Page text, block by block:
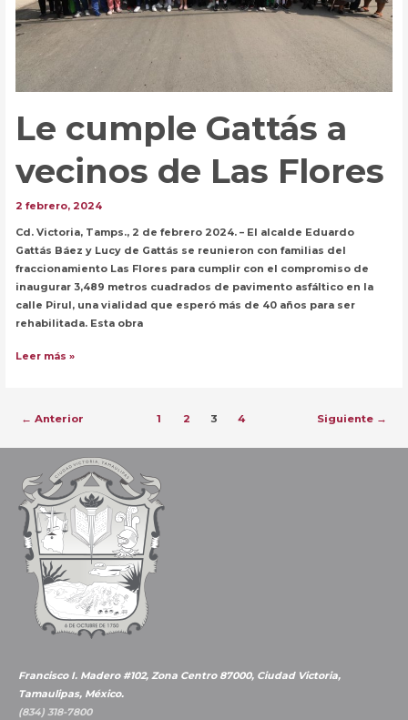
de
sus
habitantes
Le cumple Gattás a
vecinos de Las Flores
2 febrero, 2024
Cd. Victoria, Tamps., 2 de febrero 2024. – El alcalde Eduardo
Gattás Báez y Lucy de Gattás se reunieron con familias del
fraccionamiento Las Flores para cumplir con el compromiso de
inaugurar 3,489 metros cuadrados de pavimento asfáltico en la
calle Pirul, una vialidad que esperó más de 40 años para ser
rehabilitada. Esta obra
Le
de
Flores
Leer más »
Paginación
← Anterior 1 2 3 4 Siguiente →
Francisco I. Madero #102, Zona Centro 87000, Ciudad Victoria,
Tamaulipas, México.
(834) 318-7800